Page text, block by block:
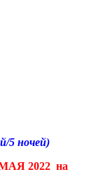
5 ночей)
2022 на